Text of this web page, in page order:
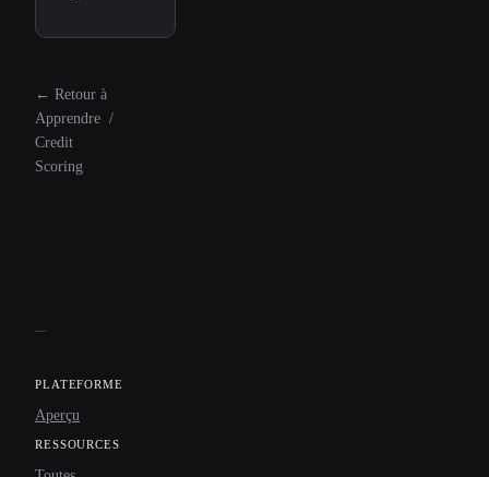
← Retour à
Apprendre /
Credit
Scoring
PLATEFORME
Aperçu
RESSOURCES